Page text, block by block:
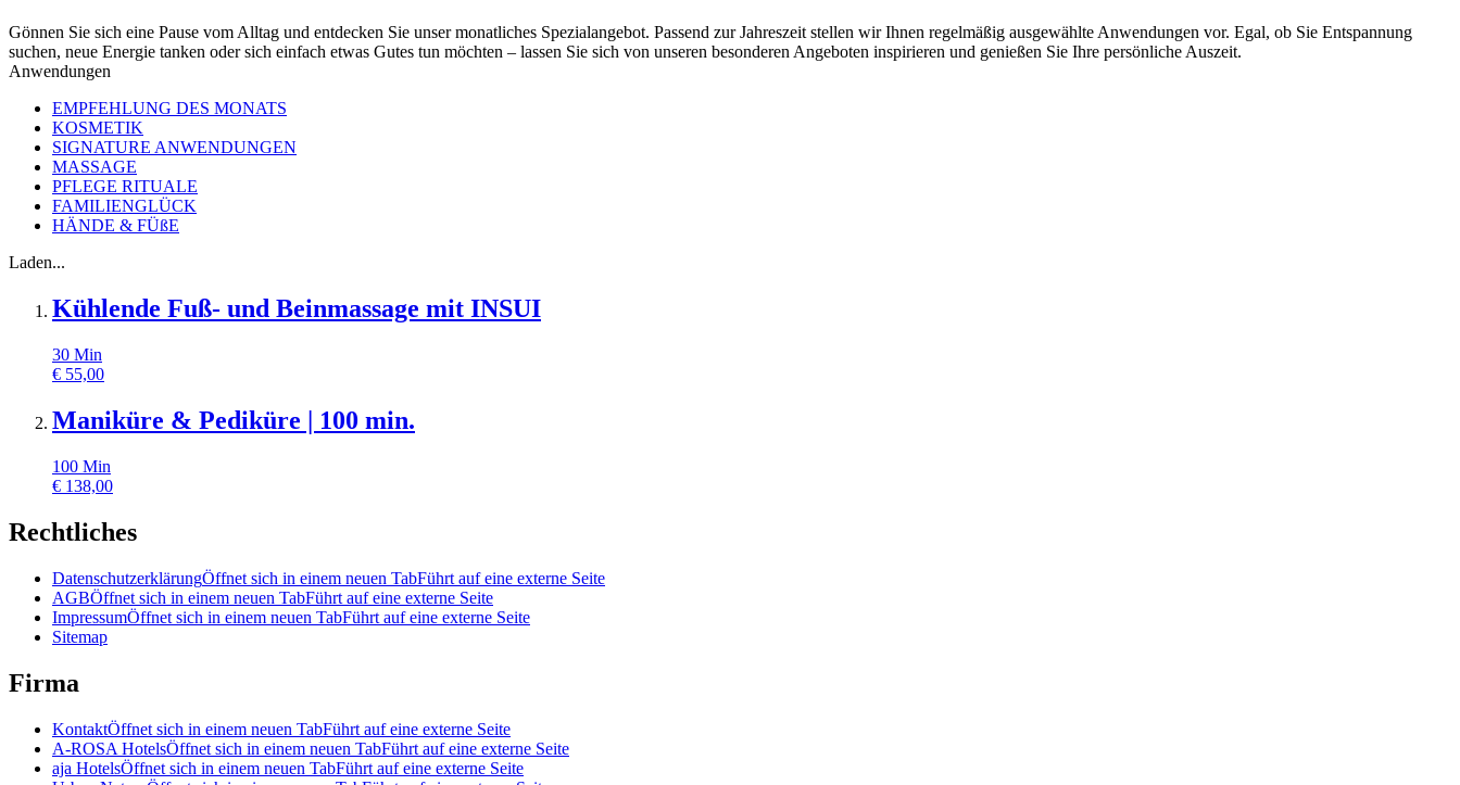
Gönnen Sie sich eine Pause vom Alltag und entdecken Sie unser monatliches Spezialangebot. Passend zur Jahreszeit stellen wir Ihnen regelmäßig ausgewählte Anwendungen vor. Egal, ob Sie Entspannung
suchen, neue Energie tanken oder sich einfach etwas Gutes tun möchten – lassen Sie sich von unseren besonderen Angeboten inspirieren und genießen Sie Ihre persönliche Auszeit.
Anwendungen
EMPFEHLUNG DES MONATS
KOSMETIK
SIGNATURE ANWENDUNGEN
MASSAGE
PFLEGE RITUALE
FAMILIENGLÜCK
HÄNDE & FÜßE
Laden...
Kühlende Fuß- und Beinmassage mit INSUI
30 Min
€ 55,00
Maniküre & Pediküre | 100 min.
100 Min
€ 138,00
Rechtliches
DatenschutzerklärungÖffnet sich in einem neuen TabFührt auf eine externe Seite
AGBÖffnet sich in einem neuen TabFührt auf eine externe Seite
ImpressumÖffnet sich in einem neuen TabFührt auf eine externe Seite
Sitemap
Firma
KontaktÖffnet sich in einem neuen TabFührt auf eine externe Seite
A-ROSA HotelsÖffnet sich in einem neuen TabFührt auf eine externe Seite
aja HotelsÖffnet sich in einem neuen TabFührt auf eine externe Seite